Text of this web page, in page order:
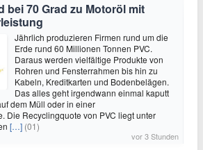
bei 70 Grad zu Motoröl mit
Jährlich produzieren Firmen rund um die
Erde rund 60 Millionen Tonnen PVC.
Daraus werden vielfältige Produkte von
Rohren und Fensterrahmen bis hin zu
Kabeln, Kreditkarten und Bodenbelägen.
Das alles geht irgendwann einmal kaputt
dem Müll oder in einer
Die Recyclingquote von PVC liegt unter
[…] (01)
vor 3 Stunden